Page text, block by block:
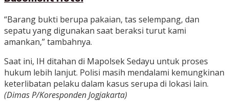
“Barang bukti berupa pakaian, tas selempang, dan
sepatu yang digunakan saat beraksi turut kami
amankan,” tambahnya.
Saat ini, IH ditahan di Mapolsek Sedayu untuk proses
hukum lebih lanjut. Polisi masih mendalami kemungkinan
keterlibatan pelaku dalam kasus serupa di lokasi lain.
(Dimas P/Koresponden Jogjakarta)